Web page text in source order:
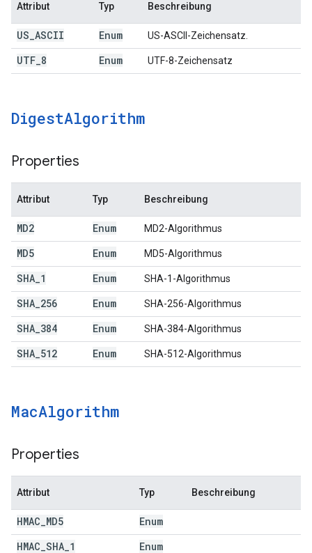
Attribut Typ Beschreibung
US ASCII Enum US-ASCII-Zeichensatz.
UTF 8 Enum UTF-8-Zeichensatz
DigestAlgorithm
Properties
Attribut Typ Beschreibung
MD2 Enum MD2-Algorithmus
MD5 Enum MD5-Algorithmus
SHA 1 Enum SHA-1-Algorithmus
SHA 256 Enum SHA-256-Algorithmus
SHA 384 Enum SHA-384-Algorithmus
SHA 512 Enum SHA-512-Algorithmus
MacAlgorithm
Properties
Attribut Typ Beschreibung
HMAC MD5
Enum
HMAC SHA 1 Enum